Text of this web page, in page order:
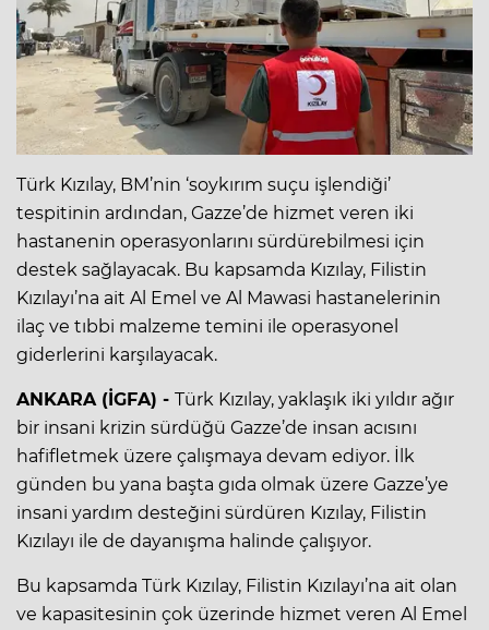
Türk Kızılay, BM’nin ‘soykırım suçu işlendiği’
tespitinin ardından, Gazze’de hizmet veren iki
hastanenin operasyonlarını sürdürebilmesi için
destek sağlayacak. Bu kapsamda Kızılay, Filistin
Kızılayı’na ait Al Emel ve Al Mawasi hastanelerinin
ilaç ve tıbbi malzeme temini ile operasyonel
giderlerini karşılayacak.
ANKARA (İGFA) - Türk Kızılay, yaklaşık iki yıldır ağır
bir insani krizin sürdüğü Gazze’de insan acısını
hafifletmek üzere çalışmaya devam ediyor. İlk
günden bu yana başta gıda olmak üzere Gazze’ye
insani yardım desteğini sürdüren Kızılay, Filistin
Kızılayı ile de dayanışma halinde çalışıyor.
Bu kapsamda Türk Kızılay, Filistin Kızılayı’na ait olan
ve kapasitesinin çok üzerinde hizmet veren Al Emel